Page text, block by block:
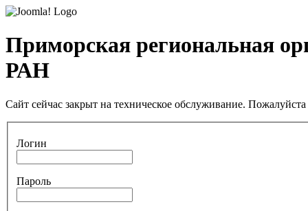
Приморская региональная
РАН
Сайт сейчас закрыт на техническое обслуживание.
Логин
Пароль